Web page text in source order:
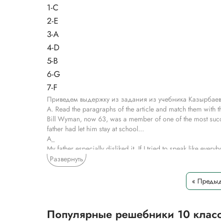
1-C
2-E
3-A
4-D
5-B
6-G
7-F
Приведем выдержку из задания из учебника
A. Read the paragraphs of the article and match them with
Bill Wyman, now 63, was a member of one of the most
father had let him stay at school...
A_
My father especially disliked it. If I tried to speak like
station" he was very old-fashioned in that way. It was like
change to a well-spoken voice. Then I'd come home and
I was the eldest, and so i had all the responsibilities,
C__
I was one of three kids out of my primary school who
Развернуть
«
Популярные решебники 10